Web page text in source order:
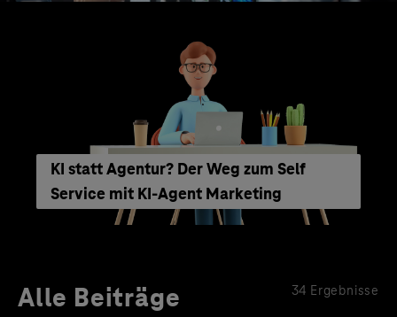
KI statt Agentur? Der Weg zum Self
Service mit KI-Agent Marketing
Alle Beiträge 34 Ergebnisse